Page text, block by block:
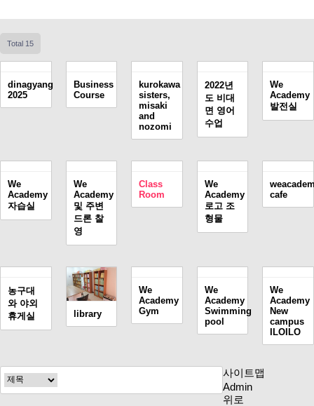
Total 15
dinagyang
2025
Business
Course
kurokawa
sisters,
misaki
and
nozomi
2022년
도 비대
면 영어
수업
We
Academy
발전실
We
Academy
자습실
We
Academy
및 주변
드론 찰
영
Class
Room
We
Academy
로고 조
형물
cafe
농구대
와 야외
휴게실
library
We
Academy
Gym
We
Academy
Swimming
pool
We
Academy
New
campus
ILOILO
사이트맵
Admin
위로